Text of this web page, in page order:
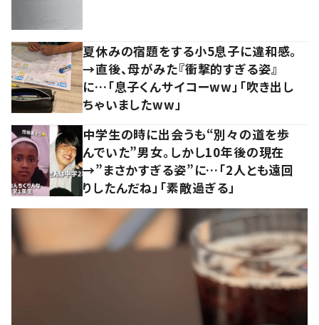
夏休みの宿題をする小5息子に違和感。
→直後、母がみた『衝撃的すぎる姿』
に…「息子くんサイコーww」「吹き出し
ちゃいましたww」
中学生の時に出会うも“別々の道を歩
んでいた”男女。しかし10年後の現在
→”まさかすぎる姿”に…「2人とも遠回
りしたんだね」「素敵過ぎる」